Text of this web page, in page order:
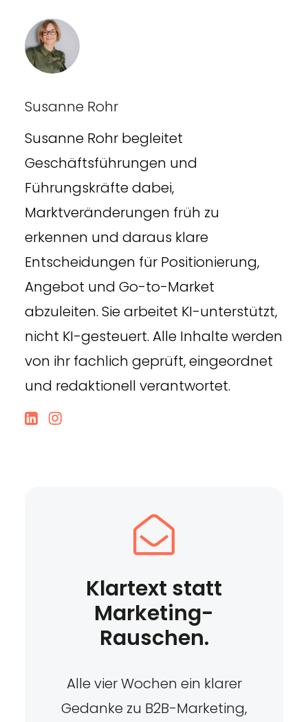
Susanne Rohr
Susanne Rohr begleitet
Geschäftsführungen und
Führungskräfte dabei,
Marktveränderungen früh zu
erkennen und daraus klare
Entscheidungen für Positionierung,
Angebot und Go-to-Market
abzuleiten. Sie arbeitet KI-unterstützt,
nicht KI-gesteuert. Alle Inhalte werden
von ihr fachlich geprüft, eingeordnet
und redaktionell verantwortet.
Klartext statt
Marketing-
Rauschen.
Alle vier Wochen ein klarer
Gedanke zu B2B-Marketing,